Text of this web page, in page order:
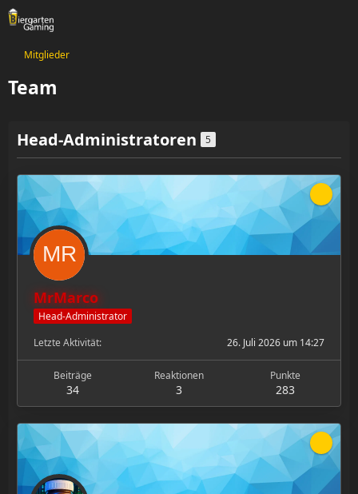
Mitglieder
Team
Head-Administratoren 5
MrMarco
Head-Administrator
Letzte Aktivität
26. Juli 2026 um 14:27
Beiträge
34
Reaktionen
3
Punkte
283